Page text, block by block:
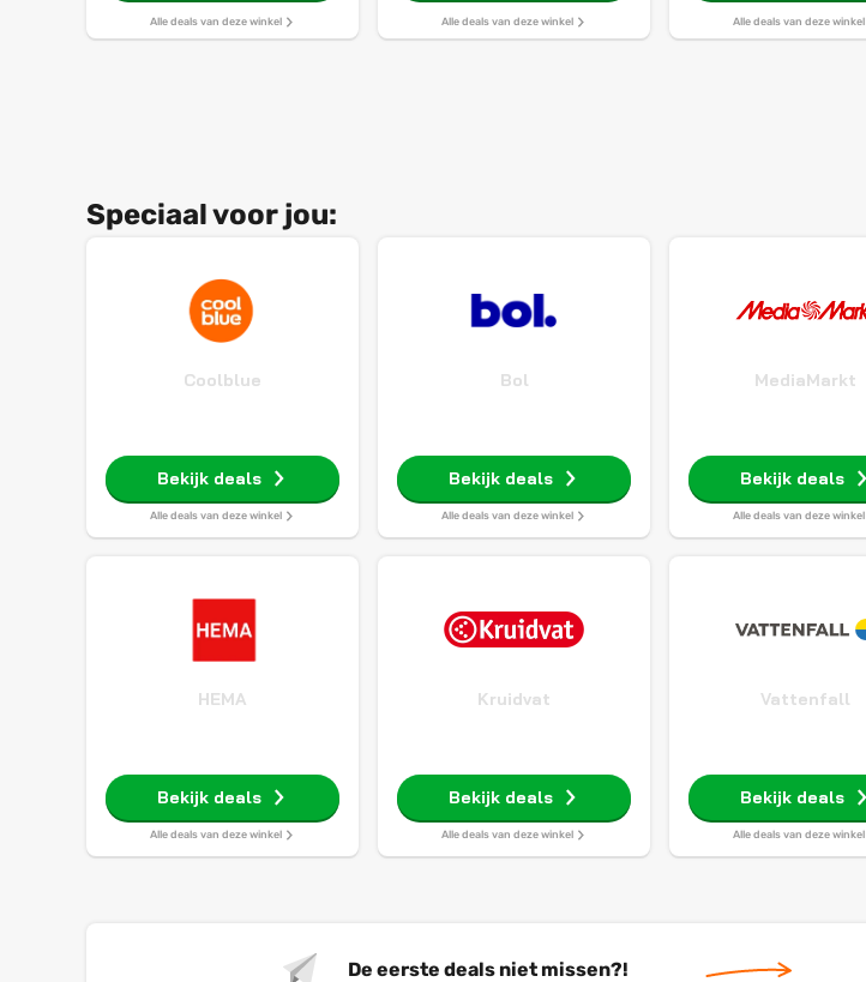
Alle deals van deze winkel Alle deals van deze winkel Alle deals van deze winkel
Speciaal voor jou:
Coolblue
Bekijk deals
Alle deals van deze winkel
Bol
Bekijk deals
Alle deals van deze winkel
MediaMarkt
Bekijk deals
Alle deals van deze winkel
HEMA
Bekijk deals
Alle deals van deze winkel
Kruidvat
Bekijk deals
Alle deals van deze winkel
Vattenfall
Bekijk deals
Alle deals van deze winkel
De eerste deals niet missen?!